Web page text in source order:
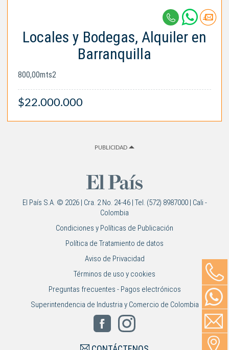
Locales y Bodegas, Alquiler en
Barranquilla
800,00mts2
$22.000.000
PUBLICIDAD
El País S.A. © 2026 | Cra. 2 No. 24-46 | Tel. (572) 8987000 | Cali -
Colombia
Condiciones y Políticas de Publicación
Política de Tratamiento de datos
Aviso de Privacidad
Términos de uso y cookies
Preguntas frecuentes - Pagos electrónicos
Superintendencia de Industria y Comercio de Colombia